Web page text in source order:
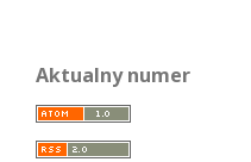
Aktualny numer